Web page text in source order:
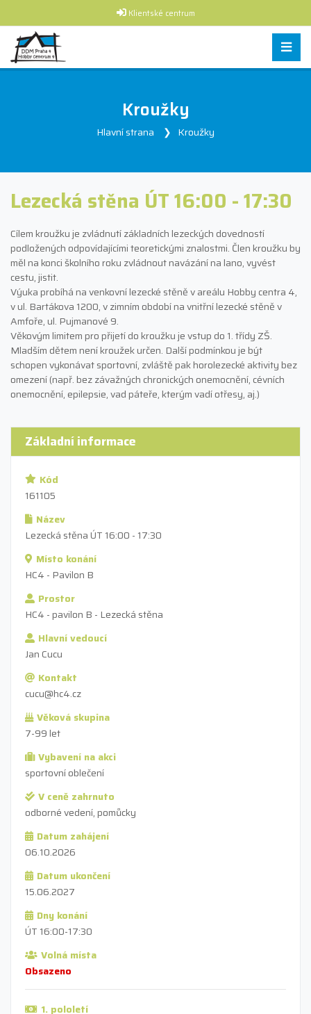
Klientské centrum
Kroužky
Hlavní strana Kroužky
Lezecká stěna ÚT 16:00 - 17:30
Cílem kroužku je zvládnutí základních lezeckých dovedností
podložených odpovídajícími teoretickými znalostmi. Člen kroužku by
měl na konci školního roku zvládnout navázání na lano, vyvést
cestu, jistit.
Výuka probíhá na venkovní lezecké stěně v areálu Hobby centra 4,
v ul. Bartákova 1200, v zimním období na vnitřní lezecké stěně v
Amfoře, ul. Pujmanové 9.
Věkovým limitem pro přijetí do kroužku je vstup do 1. třídy ZŠ.
Mladším dětem není kroužek určen. Další podmínkou je být
schopen vykonávat sportovní, zvláště pak horolezecké aktivity bez
omezení (např. bez závažných chronických onemocnění, cévních
onemocnění, epilepsie, vad páteře, kterým vadí otřesy, aj.)
Základní informace
Kód
161105
Název
Lezecká stěna ÚT 16:00 - 17:30
Místo konání
HC4 - Pavilon B
Prostor
HC4 - pavilon B - Lezecká stěna
Hlavní vedoucí
Jan Cucu
Kontakt
cucu@hc4.cz
Věková skupina
7-99 let
Vybavení na akci
sportovní oblečení
V ceně zahrnuto
odborné vedení, pomůcky
Datum zahájení
06.10.2026
Datum ukončení
15.06.2027
Dny konání
ÚT 16:00-17:30
Volná místa
Obsazeno
1. pololetí